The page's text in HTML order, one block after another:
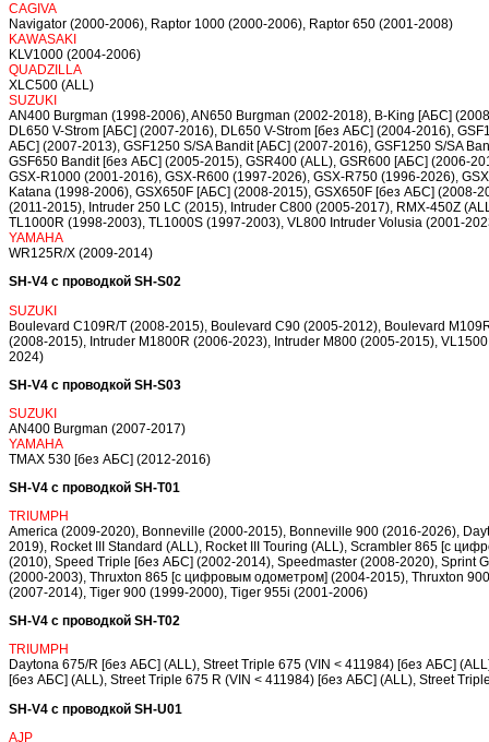
CAGIVA
Navigator (2000-2006), Raptor 1000 (2000-2006), Raptor 650 (2001-2008)
KAWASAKI
KLV1000 (2004-2006)
QUADZILLA
XLC500 (ALL)
SUZUKI
AN400 Burgman (1998-2006), AN650 Burgman (2002-2018), B-King [АБС]
DL650 V-Strom [АБС] (2007-2016), DL650 V-Strom [без АБС] (2004-2016),
АБС] (2007-2013), GSF1250 S/SA Bandit [АБС] (2007-2016), GSF1250 S/SA
GSF650 Bandit [без АБС] (2005-2015), GSR400 (ALL), GSR600 [АБС] (2006-
GSX-R1000 (2001-2016), GSX-R600 (1997-2026), GSX-R750 (1996-2026),
Katana (1998-2006), GSX650F [АБС] (2008-2015), GSX650F [без АБС] (2008-
(2011-2015), Intruder 250 LC (2015), Intruder C800 (2005-2017), RMX-450Z
TL1000R (1998-2003), TL1000S (1997-2003), VL800 Intruder Volusia (2001-
YAMAHA
WR125R/X (2009-2014)
SH-V4 с проводкой SH-S02
SUZUKI
Boulevard C109R/T (2008-2015), Boulevard C90 (2005-2012), Boulevard
(2008-2015), Intruder M1800R (2006-2023), Intruder M800 (2005-2015),
2024)
SH-V4 с проводкой SH-S03
SUZUKI
AN400 Burgman (2007-2017)
YAMAHA
TMAX 530 [без АБС] (2012-2016)
SH-V4 с проводкой SH-T01
TRIUMPH
America (2009-2020), Bonneville (2000-2015), Bonneville 900 (2016-2026),
2019), Rocket III Standard (ALL), Rocket III Touring (ALL), Scrambler 865 [c
(2010), Speed Triple [без АБС] (2002-2014), Speedmaster (2008-2020), Sprint
(2000-2003), Thruxton 865 [c цифровым одометром] (2004-2015), Thruxton
(2007-2014), Tiger 900 (1999-2000), Tiger 955i (2001-2006)
SH-V4 с проводкой SH-T02
TRIUMPH
Daytona 675/R [без АБС] (ALL), Street Triple 675 (VIN < 411984) [без АБС]
[без АБС] (ALL), Street Triple 675 R (VIN < 411984) [без АБС] (ALL), Street
SH-V4 с проводкой SH-U01
AJP